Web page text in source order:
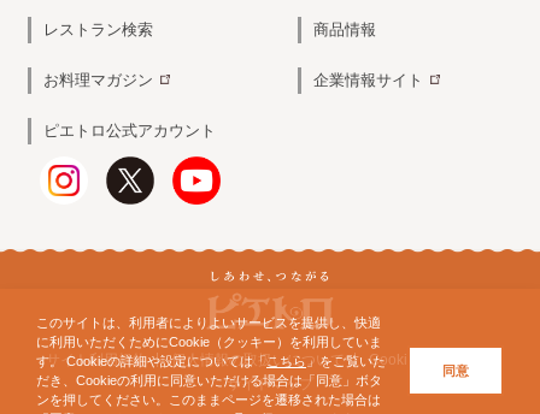
レストラン検索 商品情報
お料理マガジン 企業情報サイト
ピエトロ公式アカウント
サイト利用規約 個人情報の取扱いについて
Cookieについて
サイトマップ
このサイトは、利用者によりよいサービスを提供し、快適
に利用いただくためにCookie（クッキー）を利用していま
す。 Cookieの詳細や設定については「こちら」をご覧いた
だき、Cookieの利用に同意いただける場合は「同意」ボタ
ンを押してください。このままページを遷移された場合は
同意